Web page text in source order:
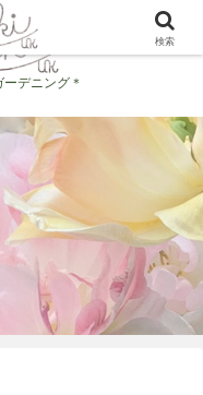
デニング＊
検索